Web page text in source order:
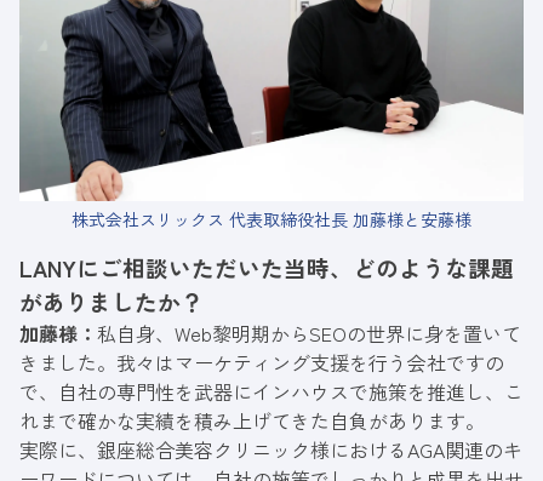
株式会社スリックス 代表取締役社長 加藤様と安藤様
LANYにご相談いただいた当時、どのような課題
がありましたか？
加藤様： 私自身、Web黎明期からSEOの世界に身を置いて
きました。我々はマーケティング支援を行う会社ですの
で、自社の専門性を武器にインハウスで施策を推進し、こ
れまで確かな実績を積み上げてきた自負があります。
実際に、銀座総合美容クリニック様におけるAGA関連のキ